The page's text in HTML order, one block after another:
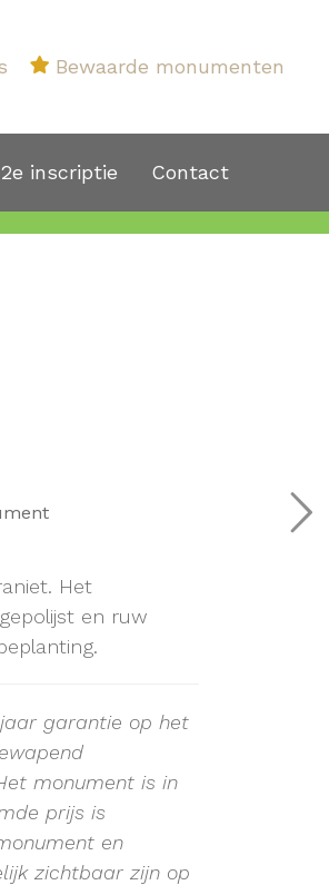
Bewaarde monumenten
inscriptie Contact
Het
en ruw
jaar garantie op het
monument is in
prijs is
en
zichtbaar zijn op